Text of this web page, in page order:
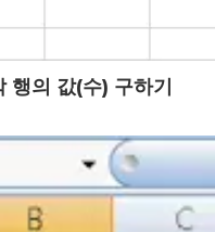
행의 값(수) 구하기